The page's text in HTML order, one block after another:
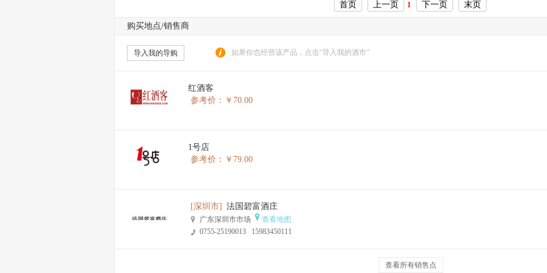
首页 上一页 1 下一页 末页
购买地点/销售商
导入我的导购 如果你也经营该产品，点击“导入我的酒市”
红酒客
参考价：￥70.00
1号店
参考价：￥79.00
[深圳市] 法国碧富酒庄
广东深圳市市场
查看地图
0755-25190013 15983450111
查看所有销售点